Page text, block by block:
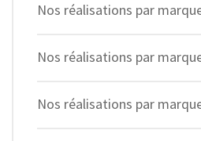
Nos réalisations par
Nos réalisations par
Nos réalisations par